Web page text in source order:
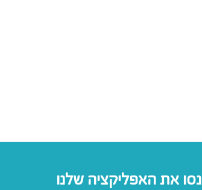
נסו את האפליקציה שלנו